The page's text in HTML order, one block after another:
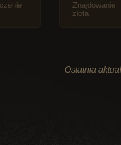
Znajdowanie
złota
Ostatnia